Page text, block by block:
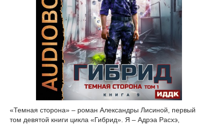
«Темная сторона» – роман Александры Лисиной, первый
том девятой книги цикла «Гибрид». Я – Адрэа Расхэ,